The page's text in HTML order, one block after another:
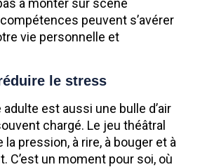
à monter sur scène
peuvent s’avérer
vie personnelle et
le stress
est aussi une bulle d’air
chargé. Le jeu théâtral
la pression, à rire, à bouger et à
C’est un moment pour soi, où